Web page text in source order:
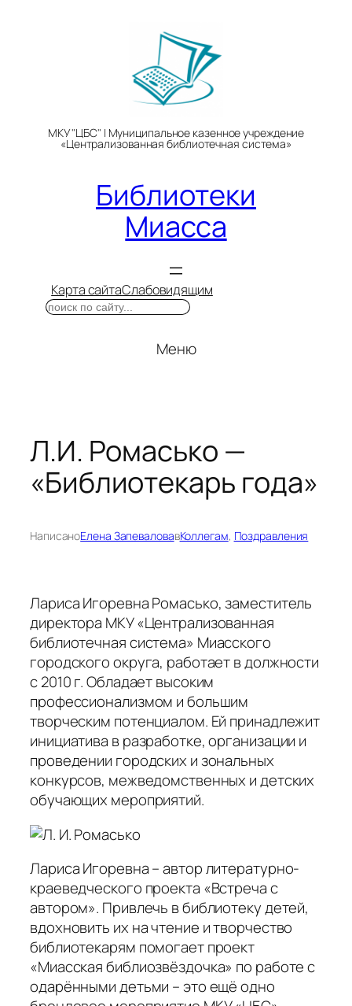
МКУ "ЦБС" | Муниципальное казенное учреждение
«Централизованная библиотечная система»
Библиотеки
Миасса
Карта сайтаСлабовидящим
Поиск
Меню
Л.И. Ромасько —
«Библиотекарь года»
НаписаноЕлена ЗапеваловавКоллегам, Поздравления
Лариса Игоревна Ромасько, заместитель
директора МКУ «Централизованная
библиотечная система» Миасского
городского округа, работает в должности
с 2010 г. Обладает высоким
профессионализмом и большим
творческим потенциалом. Ей принадлежит
инициатива в разработке, организации и
проведении городских и зональных
конкурсов, межведомственных и детских
обучающих мероприятий.
Лариса Игоревна – автор литературно-
краеведческого проекта «Встреча с
автором». Привлечь в библиотеку детей,
вдохновить их на чтение и творчество
библиотекарям помогает проект
«Миасская библиозвёздочка» по работе с
одарёнными детьми – это ещё одно